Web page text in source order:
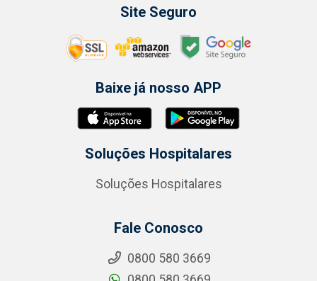
Site Seguro
Baixe já nosso APP
Soluções Hospitalares
Soluções Hospitalares
Fale Conosco
0800 580 3669